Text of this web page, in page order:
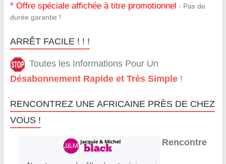
* Offre spéciale affichée à titre promotionnel - Pas de
durée garantie !
ARRÊT FACILE ! ! !
Toutes les Informations Pour Un
Désabonnement Rapide et Très Simple!
RENCONTREZ UNE AFRICAINE PRÈS DE CHEZ
VOUS !
Rencontre